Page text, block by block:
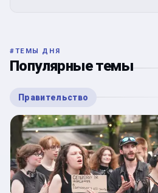
#ТЕМЫ ДНЯ
Популярные темы
Правительство